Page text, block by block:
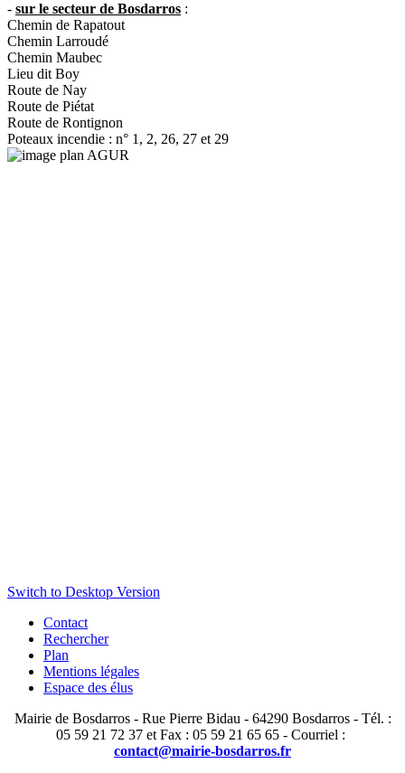
- sur le secteur de Bosdarros :
Chemin de Rapatout
Chemin Larroudé
Chemin Maubec
Lieu dit Boy
Route de Nay
Route de Piétat
Route de Rontignon
Poteaux incendie : n° 1, 2, 26, 27 et 29
Switch to Desktop Version
Contact
Rechercher
Plan
Mentions légales
Espace des élus
Mairie de Bosdarros - Rue Pierre Bidau - 64290 Bosdarros - Tél. :
05 59 21 72 37 et Fax : 05 59 21 65 65 - Courriel :
contact@mairie-bosdarros.fr